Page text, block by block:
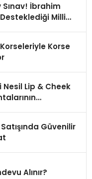
Sınav! İbrahim
Milli
Korse
Nesil Lip & Cheek
Güvenilir
Alınır?